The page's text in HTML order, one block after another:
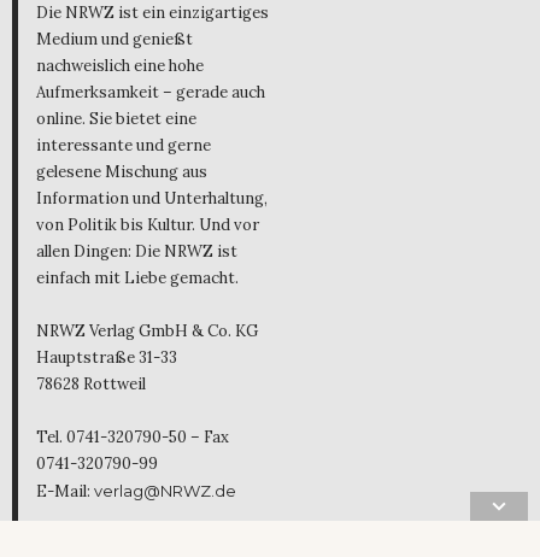
Die NRWZ ist ein einzigartiges
Medium und genießt
nachweislich eine hohe
Aufmerksamkeit – gerade auch
online. Sie bietet eine
interessante und gerne
gelesene Mischung aus
Information und Unterhaltung,
von Politik bis Kultur. Und vor
allen Dingen: Die NRWZ ist
einfach mit Liebe gemacht.
NRWZ Verlag GmbH & Co. KG
Hauptstraße 31-33
78628 Rottweil
Tel. 0741-320790-50 – Fax
0741-320790-99
E-Mail: verlag@NRWZ.de